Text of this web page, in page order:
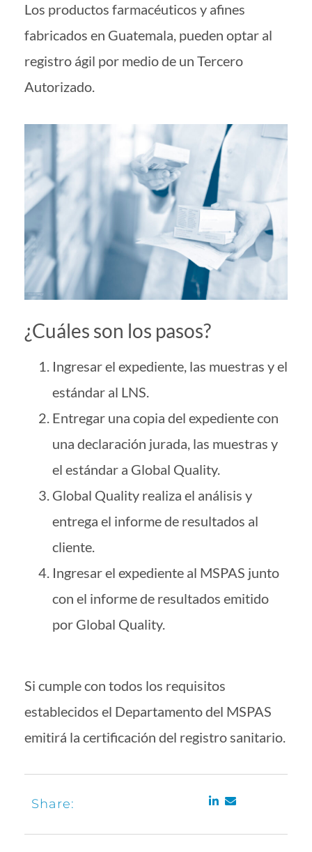
Los productos farmacéuticos y afines
fabricados en Guatemala, pueden optar al
registro ágil por medio de un Tercero
Autorizado.
¿Cuáles son los pasos?
Ingresar el expediente, las muestras y el
estándar al LNS.
Entregar una copia del expediente con
una declaración jurada, las muestras y
el estándar a Global Quality.
Global Quality realiza el análisis y
entrega el informe de resultados al
cliente.
Ingresar el expediente al MSPAS junto
con el informe de resultados emitido
por Global Quality.
Si cumple con todos los requisitos
establecidos el Departamento del MSPAS
emitirá la certificación del registro sanitario.
Share: